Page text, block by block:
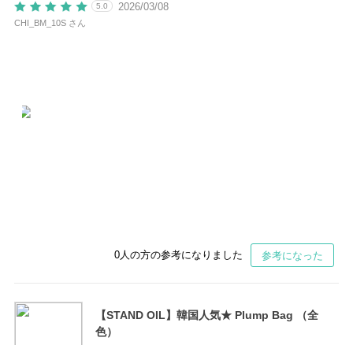
2026/03/08
5.0
CHI_BM_10S さん
0人の方の参考になりました 参考になった
【STAND OIL】韓国人気★ Plump Bag （全
色）